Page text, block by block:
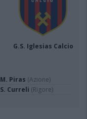
G.S. Iglesias Calcio
M. Piras (Azione)
S. Curreli (Rigore)